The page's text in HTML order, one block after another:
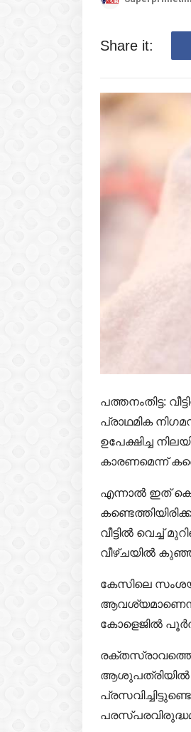
Share it:
പത്തനംതിട്ട:
പ്രാഥമിക
ഉപേക്ഷിച്ച
കാരണമെന്ന്
എന്നാൽ ഇത്
വീട്ടില്‍ വെച്ച്
വീഴ്ചയില്‍
കേസിലെ
ആവശ്യമാണെന്ന്
കോളെജില്‍
രക്തസ്രാവത്തെ
ആശുപത്രിയില്‍